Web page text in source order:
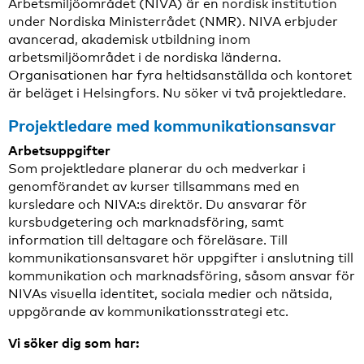
Arbetsmiljöområdet (NIVA) är en nordisk institution
under Nordiska Ministerrådet (NMR). NIVA erbjuder
avancerad, akademisk utbildning inom
arbetsmiljöområdet i de nordiska länderna.
Organisationen har fyra heltidsanställda och kontoret
är beläget i Helsingfors. Nu söker vi två projektledare.
Projektledare med kommunikationsansvar
Arbetsuppgifter
Som projektledare planerar du och medverkar i
genomförandet av kurser tillsammans med en
kursledare och NIVA:s direktör. Du ansvarar för
kursbudgetering och marknadsföring, samt
information till deltagare och föreläsare. Till
kommunikationsansvaret hör uppgifter i anslutning till
kommunikation och marknadsföring, såsom ansvar för
NIVAs visuella identitet, sociala medier och nätsida,
uppgörande av kommunikationsstrategi etc.
Vi söker dig som har: